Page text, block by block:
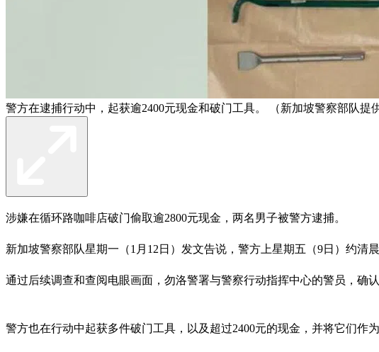
警方在逮捕行动中，起获逾2400元现金和破门工具。 （新加坡警察部队提供
涉嫌在循环路咖啡店破门偷取逾2800元现金，两名男子被警方逮捕。
新加坡警察部队星期一（1月12日）发文告说，警方上星期五（9日）约清
通过后续调查和查阅电眼画面，勿洛警署与警察行动指挥中心的警员，确
警方也在行动中起获多件破门工具，以及超过2400元的现金，并将它们作为